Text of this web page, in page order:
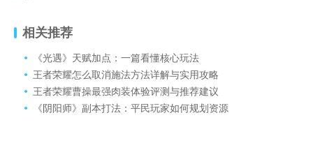
相关推荐
《光遇》天赋加点：一篇看懂核心玩法
王者荣耀怎么取消施法方法详解与实用攻略
王者荣耀曹操最强肉装体验评测与推荐建议
《阴阳师》副本打法：平民玩家如何规划资源